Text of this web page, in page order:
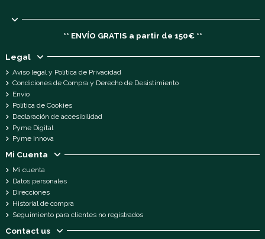
** ENVÍO GRATIS a partir de 150€ **
Legal
Aviso legal y Política de Privacidad
Condiciones de Compra y Derecho de Desistimiento
Envío
Política de Cookies
Declaración de accesibilidad
Pyme Digital
Pyme Innova
Mi Cuenta
Mi cuenta
Datos personales
Direcciones
Historial de compra
Seguimiento para clientes no registrados
Contact us